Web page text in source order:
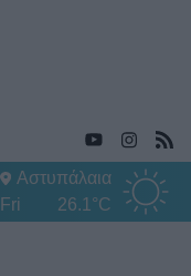
Αστυπάλαια
Fri
26.1°C